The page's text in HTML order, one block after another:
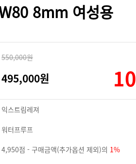
8mm 여성용
550,000원
495,000원 10
익스트림레져
워터프루프
4,950점 - 구매금액(추가옵션 제외)의 1%